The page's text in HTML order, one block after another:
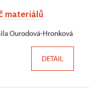
materiálů
Ourodová-Hronková
DETAIL